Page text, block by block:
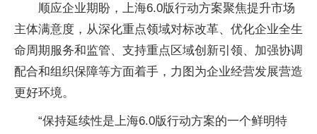
顺应企业期盼，上海6.0版行动方案聚焦提升市场
主体满意度，从深化重点领域对标改革、优化企业全生
命周期服务和监管、支持重点区域创新引领、加强协调
配合和组织保障等方面着手，力图为企业经营发展营造
更好环境。
“保持延续性是上海6.0版行动方案的一个鲜明特